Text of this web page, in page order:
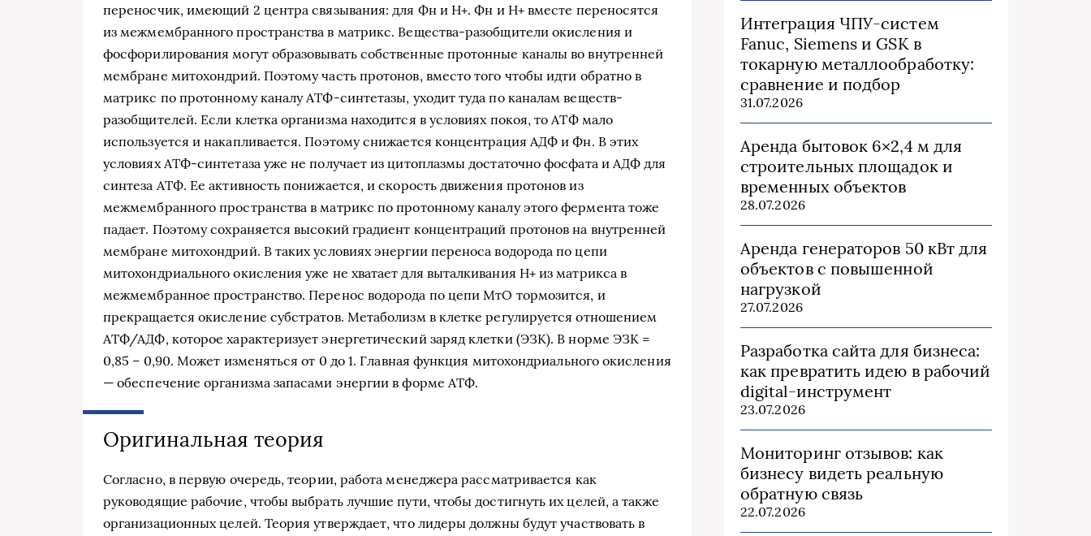
переносчик, имеющий 2 центра связывания: для Фн и Н+. Фн и Н+ вместе переносятся
из межмембранного пространства в матрикс. Вещества-разобщители окисления и
фосфорилирования могут образовывать собственные протонные каналы во внутренней
мембране митохондрий. Поэтому часть протонов, вместо того чтобы идти обратно в
матрикс по протонному каналу АТФ-синтетазы, уходит туда по каналам веществ-
разобщителей. Если клетка организма находится в условиях покоя, то АТФ мало
используется и накапливается. Поэтому снижается концентрация АДФ и Фн. В этих
условиях АТФ-синтетаза уже не получает из цитоплазмы достаточно фосфата и АДФ для
синтеза АТФ. Ее активность понижается, и скорость движения протонов из
межмембранного пространства в матрикс по протонному каналу этого фермента тоже
падает. Поэтому сохраняется высокий градиент концентраций протонов на внутренней
мембране митохондрий. В таких условиях энергии переноса водорода по цепи
митохондриального окисления уже не хватает для выталкивания Н+ из матрикса в
межмембранное пространство. Перенос водорода по цепи МтО тормозится, и
прекращается окисление субстратов. Метаболизм в клетке регулируется отношением
АТФ/АДФ, которое характеризует энергетический заряд клетки (ЭЗК). В норме ЭЗК =
0,85 – 0,90. Может изменяться от 0 до 1. Главная функция митохондриального окисления
— обеспечение организма запасами энергии в форме АТФ.
Оригинальная теория
Согласно, в первую очередь, теории, работа менеджера рассматривается как
руководящие рабочие, чтобы выбрать лучшие пути, чтобы достигнуть их целей, а также
организационных целей. Теория утверждает, что лидеры должны будут участвовать в
Интеграция ЧПУ-систем
Fanuc, Siemens и GSK в
токарную металлообработку:
сравнение и подбор
31.07.2026
Аренда бытовок 6×2,4 м для
строительных площадок и
временных объектов
28.07.2026
Аренда генераторов 50 кВт для
объектов с повышенной
нагрузкой
27.07.2026
Разработка сайта для бизнеса:
как превратить идею в рабочий
digital-инструмент
23.07.2026
Мониторинг отзывов: как
бизнесу видеть реальную
обратную связь
22.07.2026